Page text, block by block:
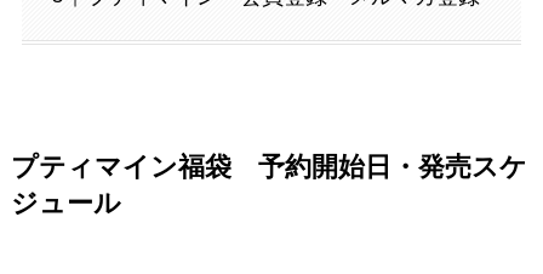
プティマイン福袋 予約開始日・発売スケ
ジュール